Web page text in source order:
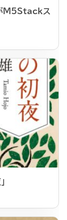
がM5Stackス